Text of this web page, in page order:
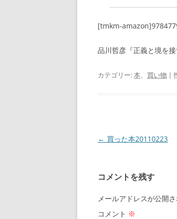
[tmkm-
品川哲彦『正義と境を
カテゴリー:本、 買い物 |
投
ビ
ゲ
ー
← 買った本20110223
コメントを残す
メールアドレスが公開
コメント ※